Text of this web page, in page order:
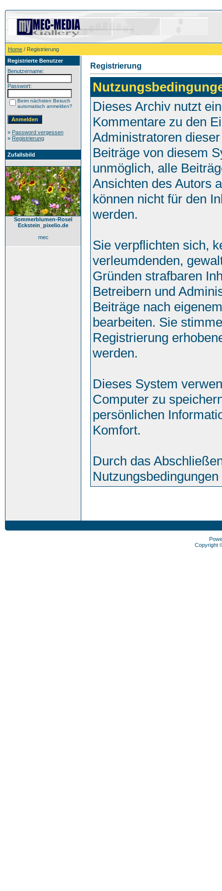
Home / Registrierung
Registrierte Benutzer
Benutzername:
Passwort:
Beim nächsten Besuch
automatisch anmelden?
» Password vergessen
» Registrierung
Zufallsbild
Sommerblumen-Rosel
Eckstein_pixelio.de
mec
Registrierung
Dieses Archiv nutzt
Kommentare zu den
Administratoren
Beiträge von diesem
unmöglich, alle
Ansichten des Autors
können nicht für den
werden.
Sie verpflichten sich,
verleumdenden,
Gründen strafbaren
Betreibern und
Beiträge nach
bearbeiten. Sie
Registrierung
werden.
Dieses System
Computer zu
persönlichen
Komfort.
Durch das
Nutzungsbedingungen
Copyright